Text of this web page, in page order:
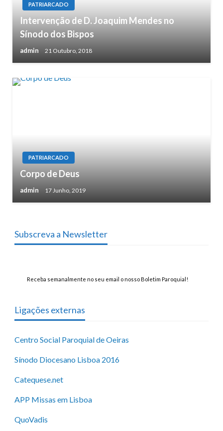
PATRIARCADO
Intervenção de D. Joaquim Mendes no
Sínodo dos Bispos
admin 21 Outubro, 2018
PATRIARCADO
Corpo de Deus
admin 17 Junho, 2019
Subscreva a Newsletter
Receba semanalmente no seu email o nosso Boletim Paroquial!
Ligações externas
Centro Social Paroquial de Oeiras
Sínodo Diocesano Lisboa 2016
Catequese.net
APP Missas em Lisboa
QuoVadis